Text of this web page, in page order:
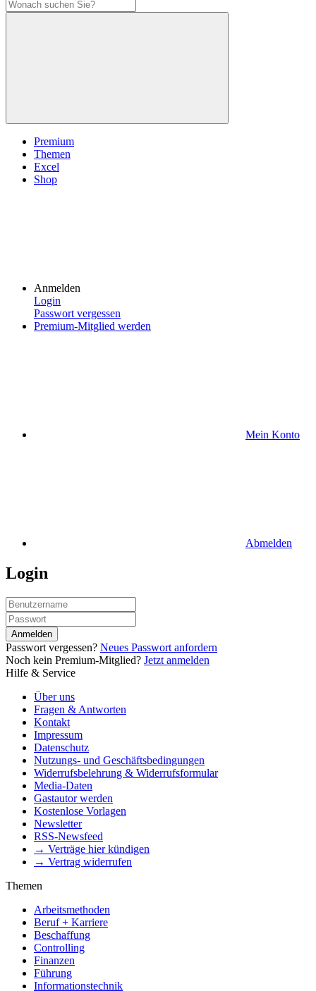
Premium
Themen
Excel
Shop
Anmelden
Login
Passwort vergessen
Premium-Mitglied werden
Mein Konto
Abmelden
Login
Anmelden
Passwort vergessen? Neues Passwort anfordern
Noch kein Premium-Mitglied? Jetzt anmelden
Hilfe & Service
Über uns
Fragen & Antworten
Kontakt
Impressum
Datenschutz
Nutzungs- und Geschäftsbedingungen
Widerrufsbelehrung & Widerrufsformular
Media-Daten
Gastautor werden
Kostenlose Vorlagen
Newsletter
RSS-Newsfeed
→ Verträge hier kündigen
→ Vertrag widerrufen
Themen
Arbeitsmethoden
Beruf + Karriere
Beschaffung
Controlling
Finanzen
Führung
Informationstechnik